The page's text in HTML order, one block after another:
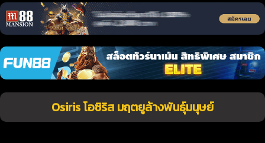
Osiris โอซิริส มฤตยูล้างพันธุ์มนุษย์